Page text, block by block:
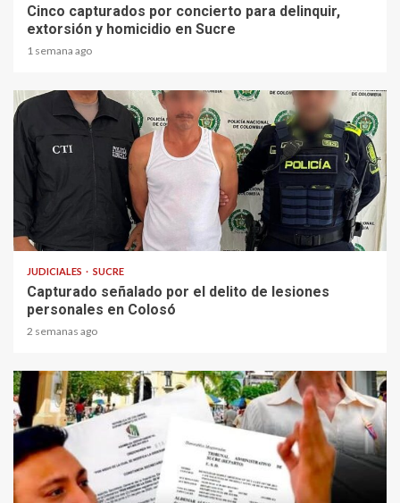
Cinco capturados por concierto para delinquir,
extorsión y homicidio en Sucre
1 semana ago
1 min read
JUDICIALES SUCRE
Capturado señalado por el delito de lesiones
personales en Colosó
2 semanas ago